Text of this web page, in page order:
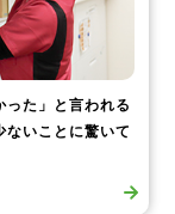
った」と言われる
ないことに驚いて